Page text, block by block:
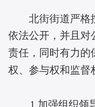
北街街道严格
依法公开，并且对
责任，同时有力的
权、参与权和监督
1.加强组织领